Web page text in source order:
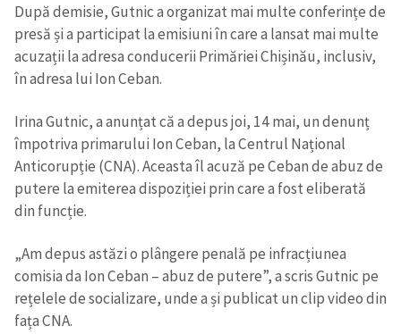
Trimite o informație
După demisie, Gutnic a organizat mai multe conferințe de
presă și a participat la emisiuni în care a lansat mai multe
acuzații la adresa conducerii Primăriei Chișinău, inclusiv,
în adresa lui Ion Ceban.
Irina Gutnic, a anunțat că a depus joi, 14 mai, un denunț
împotriva primarului Ion Ceban, la Centrul Național
Anticorupție (CNA). Aceasta îl acuză pe Ceban de abuz de
putere la emiterea dispoziției prin care a fost eliberată
din funcție.
„Am depus astăzi o plângere penală pe infracțiunea
comisia da Ion Ceban – abuz de putere”, a scris Gutnic pe
rețelele de socializare, unde a și publicat un clip video din
fața CNA.